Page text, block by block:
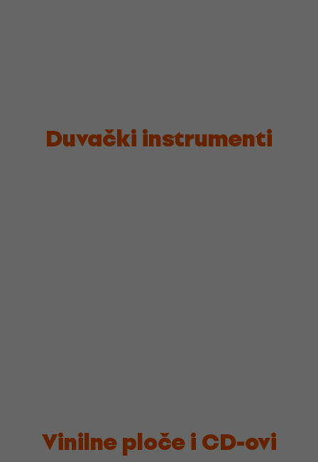
Duvački instrumenti
Vinilne ploče i CD-ovi